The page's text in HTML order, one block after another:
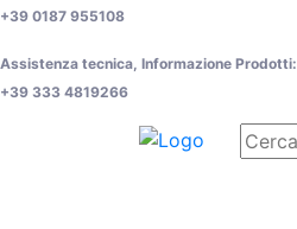
+39 0187 955108
Assistenza tecnica, Informazione Prodotti:
+39 333 4819266